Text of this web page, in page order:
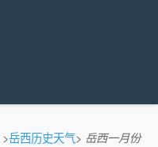
>岳西历史天气> 岳西一月份